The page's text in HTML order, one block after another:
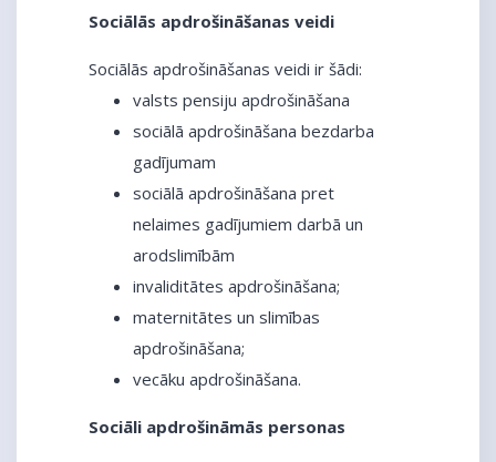
Sociālās apdrošināšanas veidi
Sociālās apdrošināšanas veidi ir šādi:
valsts pensiju apdrošināšana
sociālā apdrošināšana bezdarba
gadījumam
sociālā apdrošināšana pret
nelaimes gadījumiem darbā un
arodslimībām
invaliditātes apdrošināšana;
maternitātes un slimības
apdrošināšana;
vecāku apdrošināšana.
Sociāli apdrošināmās personas